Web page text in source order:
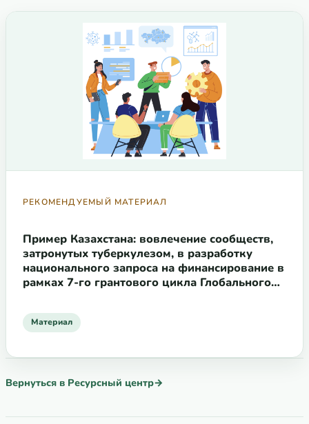
РЕКОМЕНДУЕМЫЙ МАТЕРИАЛ
Пример Казахстана: вовлечение сообществ,
затронутых туберкулезом, в разработку
национального запроса на финансирование в
рамках 7-го грантового цикла Глобального
Материал
Вернуться в Ресурсный центр→